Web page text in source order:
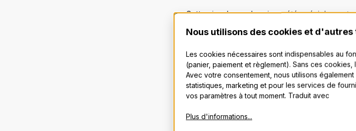
Cette cire de cordonnier a été
chanvre, offrant une adhérence optimale.
d’un joint et empêche le chanvre de
pas dans votre étui – un problème courant
Mode d'emploi :
Appliquez une petite quantité de Cire de
cornemuse. Réchauffez légèrement la cire
que le chanvre est complètement enduit
Nous utilisons des cookies et d'autres
Les cookies nécessaires sont indispensables au
(panier, paiement et règlement). Sans ces
Avec votre consentement, nous utilisons
statistiques, marketing et pour les services de
vos paramètres à tout moment. Traduit avec
Plus d'informations...